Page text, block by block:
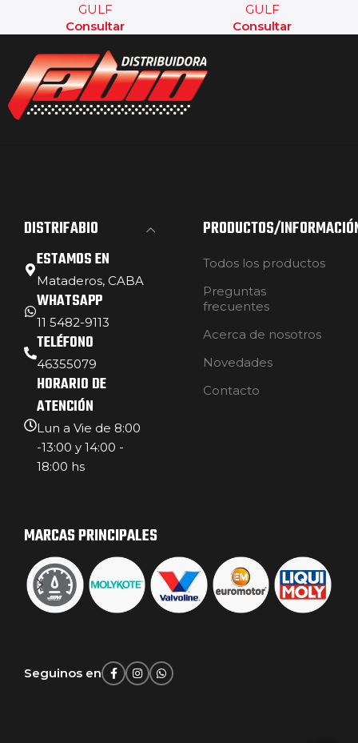
GULF
Consultar
GULF
Consultar
DISTRIFABIO
ESTAMOS EN
Mataderos, CABA
WHATSAPP
11 5482-9113
TELÉFONO
46355079
HORARIO DE
ATENCIÓN
Lun a Vie de 8:00
-13:00 y 14:00 -
18:00 hs
PRODUCTOS/
Todos los productos
Preguntas
frecuentes
Acerca de nosotros
Novedades
Contacto
MARCAS PRINCIPALES
Seguinos en